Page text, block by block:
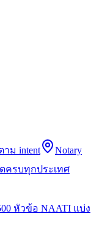
าม intent
Notary
ครบทุกประเทศ
หัวข้อ NAATI แบ่ง